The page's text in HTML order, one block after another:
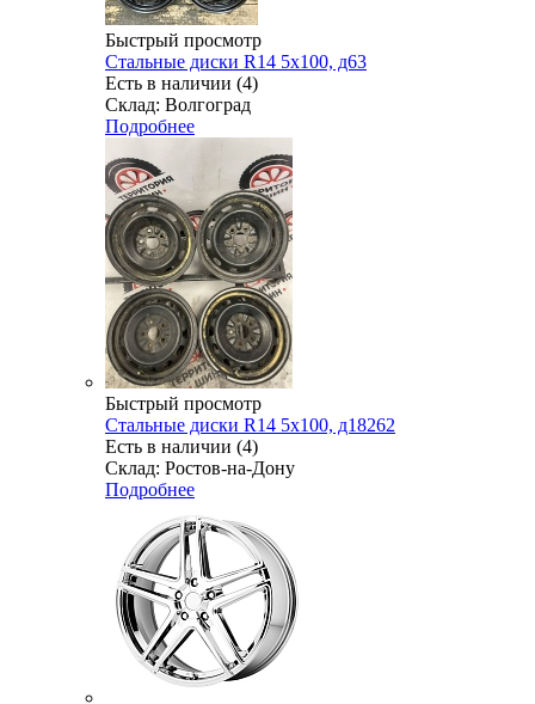
Быстрый просмотр
Стальные диски R14 5x100, д63
Есть в наличии (4)
Склад: Волгоград
Подробнее
Быстрый просмотр
Стальные диски R14 5x100, д18262
Есть в наличии (4)
Склад: Ростов-на-Дону
Подробнее